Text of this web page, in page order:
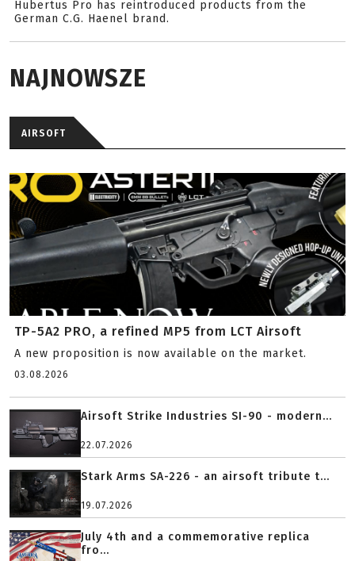
Hubertus Pro has reintroduced products from the
German C.G. Haenel brand.
NAJNOWSZE
AIRSOFT
TP-5A2 PRO, a refined MP5 from LCT Airsoft
A new proposition is now available on the market.
03.08.2026
Airsoft Strike Industries SI-90 - modern...
22.07.2026
Stark Arms SA-226 - an airsoft tribute t...
19.07.2026
July 4th and a commemorative replica
fro...